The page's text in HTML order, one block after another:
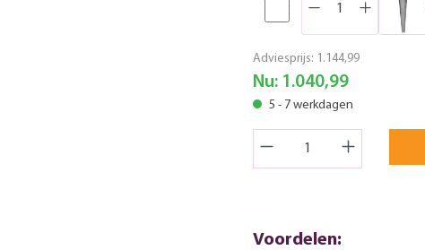
Adviesprijs: 1.144,99
Nu: 1.040,99
5 - 7 werkdagen
Voordelen: